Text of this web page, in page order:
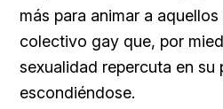
más para animar a
colectivo gay que, por
sexualidad repercuta en su
escondiéndose.